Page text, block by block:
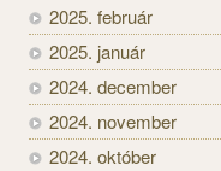
2025. február
2025. január
2024. december
2024. november
2024. október